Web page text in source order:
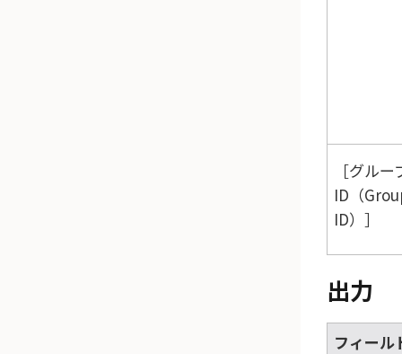
グルー
ID（
ID）
出力
フィール